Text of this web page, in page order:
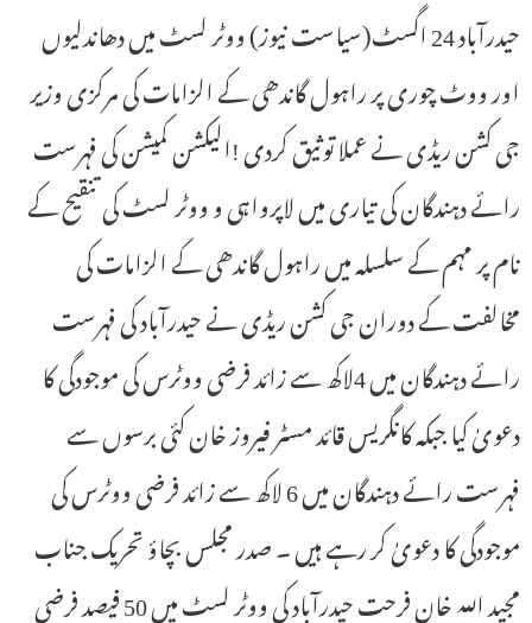
حیدرآباد 24 اگسٹ(سیاست نیوز) ووٹر لسٹ میں دھاندلیوں
اور ووٹ چوری پر راہول گاندھی کے الزامات کی مرکزی وزیر
جی کشن ریڈی نے عملا توثیق کردی !الیکشن کمیشن کی فہرست
رائے دہندگان کی تیاری میں لاپرواہی و ووٹر لسٹ کی تنقیح کے
نام پر مہم کے سلسلہ میں راہول گاندھی کے الزامات کی
مخالفت کے دوران جی کشن ریڈی نے حیدرآباد کی فہرست
رائے دہندگان میں 4لاکھ سے زائد فرضی ووٹرس کی موجودگی کا
دعویٰ کیا جبکہ کانگریس قائد مسٹر فیروز خان کئی برسوں سے
فہرست رائے دہندگان میں 6 لاکھ سے زائد فرضی ووٹرس کی
موجودگی کا دعویٰ کر رہے ہیں ۔ صدر مجلس بچاؤ تحریک جناب
مجید اللہ خان فرحت حیدرآباد کی ووٹر لسٹ میں 50 فیصد فرضی